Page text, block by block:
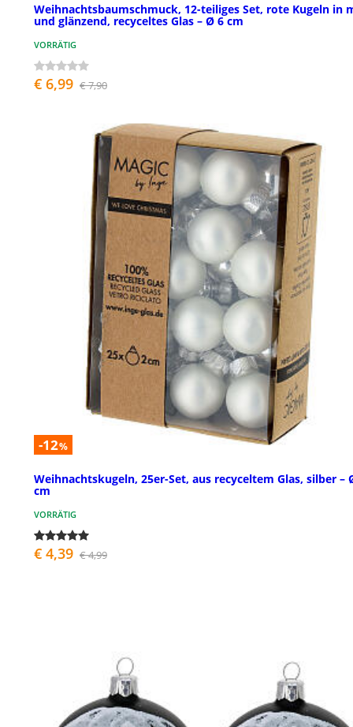
Weihnachtsbaumschmuck, 12-teiliges Set, rote Kugeln in
und glänzend, recyceltes Glas – Ø 6 cm
VORRÄTIG
€ 6,99 € 7,90
-12%
Weihnachtskugeln, 25er-Set, aus recyceltem Glas, silber –
cm
VORRÄTIG
€ 4,39 € 4,99